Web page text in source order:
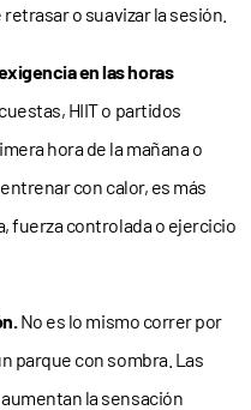
o suavizar la sesión.
en las horas
HIIT o partidos
hora de la mañana o
con calor, es más
fuerza controlada o ejercicio
No es lo mismo correr por
parque con sombra. Las
la sensación